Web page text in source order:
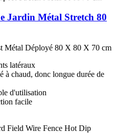
Jardin Métal Stretch 80
Métal Déployé 80 X 80 X 70 cm
latéraux
à chaud, donc longue durée de
d'utilisation
facile